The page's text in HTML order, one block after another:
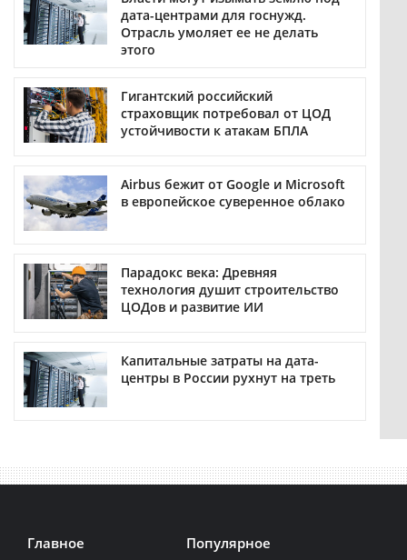
дата-центрами для госнужд.
Отрасль умоляет ее не делать
этого
Гигантский российский
страховщик потребовал от ЦОД
устойчивости к атакам БПЛА
Airbus бежит от Google и Microsoft
в европейское суверенное облако
Парадокс века: Древняя
технология душит строительство
ЦОДов и развитие ИИ
Капитальные затраты на дата-
центры в России рухнут на треть
Главное Популярное